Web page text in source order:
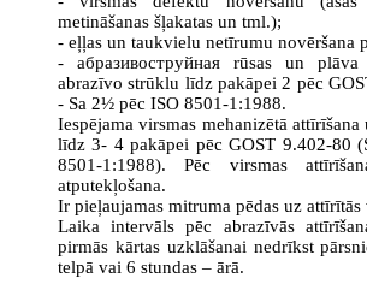
metināšanas šļakatas un tml.);
- eļļas un taukvielu netīrumu novēršana
- абразивоструйная rūsas un
abrazīvo strūklu līdz pakāpei 2 pēc
- Sa 2½ pēc ISO 8501-1:1988.
Iespējama virsmas mehanizētā
līdz 3- 4 pakāpei pēc GOST 9.402-80
8501-1:1988). Pēc virsmas
atputekļošana.
Ir pieļaujamas mitruma pēdas uz attīrītās
Laika intervāls pēc abrazīvās
pirmās kārtas uzklāšanai nedrīkst
telpā vai 6 stundas – ārā.